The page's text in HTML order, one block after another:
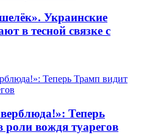
Украинские
в тесной связке с
Теперь
роли вождя туарегов